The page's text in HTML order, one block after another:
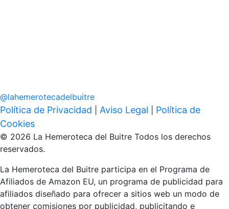
@lahemerotecadelbuitre
Política de Privacidad Aviso Legal
Política de
Cookies
© 2026 La Hemeroteca del Buitre Todos los derechos
reservados.
La Hemeroteca del Buitre participa en el Programa de
Afiliados de Amazon EU, un programa de publicidad para
afiliados diseñado para ofrecer a sitios web un modo de
obtener comisiones por publicidad, publicitando e